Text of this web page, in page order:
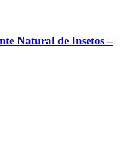
Natural de Insetos –